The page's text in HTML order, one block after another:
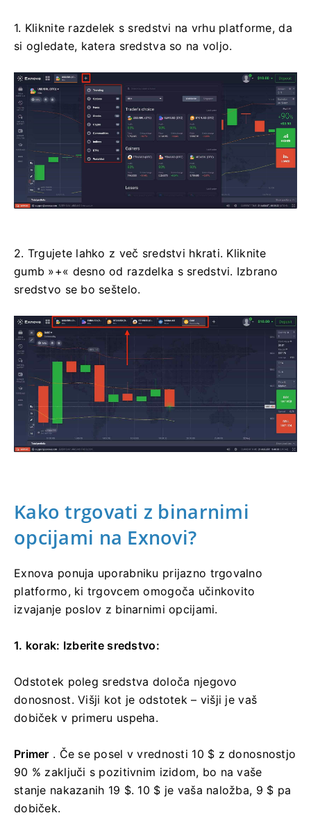
1. Kliknite razdelek s sredstvi na vrhu platforme, da
si ogledate, katera sredstva so na voljo.
2. Trgujete lahko z več sredstvi hkrati. Kliknite
gumb »+« desno od razdelka s sredstvi. Izbrano
sredstvo se bo seštelo.
Kako trgovati z binarnimi
opcijami na Exnovi?
Exnova ponuja uporabniku prijazno trgovalno
platformo, ki trgovcem omogoča učinkovito
izvajanje poslov z binarnimi opcijami.
1. korak: Izberite sredstvo:
Odstotek poleg sredstva določa njegovo
donosnost. Višji kot je odstotek – višji je vaš
dobiček v primeru uspeha.
Primer . Če se posel v vrednosti 10 $ z donosnostjo
90 % zaključi s pozitivnim izidom, bo na vaše
stanje nakazanih 19 $. 10 $ je vaša naložba, 9 $ pa
dobiček.